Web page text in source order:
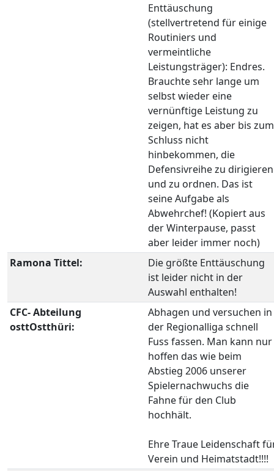
Enttäuschung
(stellvertretend für einige
Routiniers und
vermeintliche
Leistungsträger): Endres.
Brauchte sehr lange um
selbst wieder eine
vernünftige Leistung zu
zeigen, hat es aber bis zum
Schluss nicht
hinbekommen, die
Defensivreihe zu dirigieren
und zu ordnen. Das ist
seine Aufgabe als
Abwehrchef! (Kopiert aus
der Winterpause, passt
aber leider immer noch)
Ramona Tittel:
Die größte Enttäuschung
ist leider nicht in der
Auswahl enthalten!
CFC- Abteilung
osttOstthüri:
Abhagen und versuchen in
der Regionalliga schnell
Fuss fassen. Man kann nur
hoffen das wie beim
Abstieg 2006 unserer
Spielernachwuchs die
Fahne für den Club
hochhält.
Ehre Traue Leidenschaft
Verein und Heimatstadt!!!!